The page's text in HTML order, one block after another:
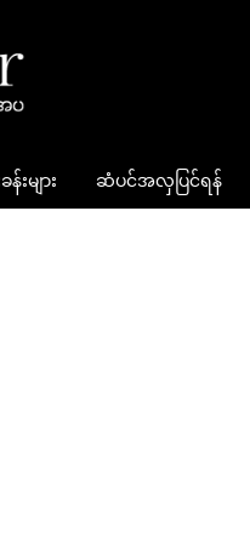
များ ဆံပင်အလှပြင်ရန်